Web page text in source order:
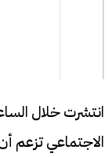
انتشرت خلال